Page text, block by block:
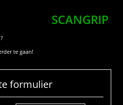
SCANGRIP
te gaan!
formulier